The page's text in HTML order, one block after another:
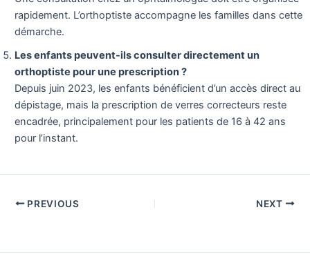
rapidement. L’orthoptiste accompagne les familles dans cette
démarche.
Les enfants peuvent-ils consulter directement un
orthoptiste pour une prescription ?
Depuis juin 2023, les enfants bénéficient d’un accès direct au
dépistage, mais la prescription de verres correcteurs reste
encadrée, principalement pour les patients de 16 à 42 ans
pour l’instant.
PREVIOUS NEXT